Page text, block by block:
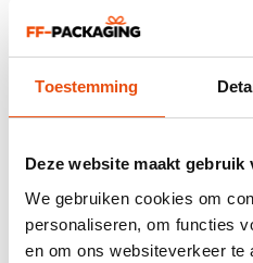
Toestemming
Deze website maakt gebruik
We gebruiken cookies om
personaliseren, om functies
en om ons websiteverkeer te
Leuk voor scholen,
naschoolse opvang of voor
kinderfeestje.
Het kraft papier is namelijk
De kinderen van onze
geoefend. Mooi he!